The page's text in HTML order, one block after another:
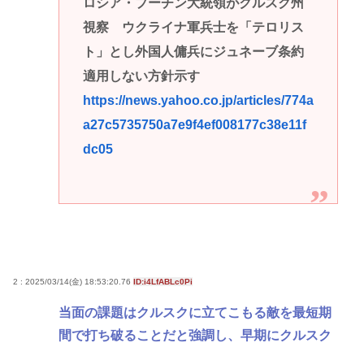
ロシア・プーチン大統領がクルスク州
視察 ウクライナ軍兵士を「テロリス
ト」とし外国人傭兵にジュネーブ条約
適用しない方針示す
https://news.yahoo.co.jp/articles/774a
a27c5735750a7e9f4ef008177c38e11f
dc05
2 : 2025/03/14(金) 18:53:20.76 ID:i4LfABLc0Pi
当面の課題はクルスクに立てこもる敵を最短期
間で打ち破ることだと強調し、早期にクルスク